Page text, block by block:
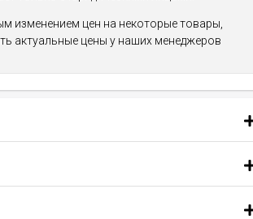
изменением цен на некоторые товары,
актуальные цены у наших менеджеров